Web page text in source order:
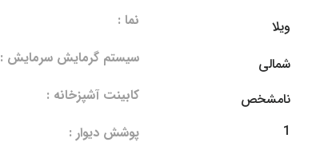
ویلا
شمالی
نامشخص
1
نما :
سیستم گرمایش سرمایش :
کابینت آشپزخانه :
پوشش دیوار :